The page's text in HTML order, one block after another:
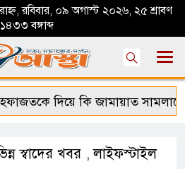
রবিবার, ০৯ অগাস্ট ২০২৬, ২৫ শ্রাবণ
১৪৩৩ বঙ্গাব্দ
দিয়ে কি জামায়াত সামলাতে
স্বাদের খবর ,লাইফস্টাইল